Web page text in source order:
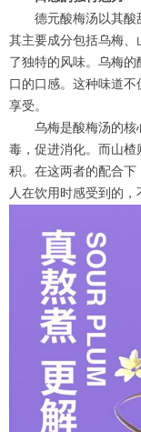
德元酸梅汤以其酸甜
其主要成分包括乌梅
了独特的风味。乌梅
口的口感。这种味道
享受。
乌梅是酸梅汤的核
毒，促进消化。而山
积。在这两者的配合
人在饮用时感受到的，